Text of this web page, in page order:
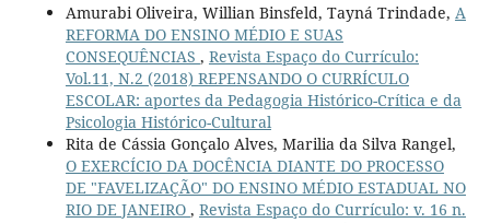
Amurabi Oliveira, Willian Binsfeld, Tayná Trindade, A
REFORMA DO ENSINO MÉDIO E SUAS
CONSEQUÊNCIAS , Revista Espaço do Currículo:
Vol.11, N.2 (2018) REPENSANDO O CURRÍCULO
ESCOLAR: aportes da Pedagogia Histórico-Crítica e da
Psicologia Histórico-Cultural
Rita de Cássia Gonçalo Alves, Marilia da Silva Rangel,
O EXERCÍCIO DA DOCÊNCIA DIANTE DO PROCESSO
DE "FAVELIZAÇÃO" DO ENSINO MÉDIO ESTADUAL NO
RIO DE JANEIRO , Revista Espaço do Currículo: v. 16 n.